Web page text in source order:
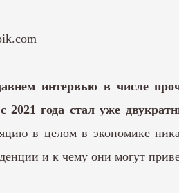
интервью в числе
2021 года стал уже
в целом в экономике
и к чему они могут